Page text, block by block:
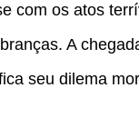
com os atos
A
seu dilema